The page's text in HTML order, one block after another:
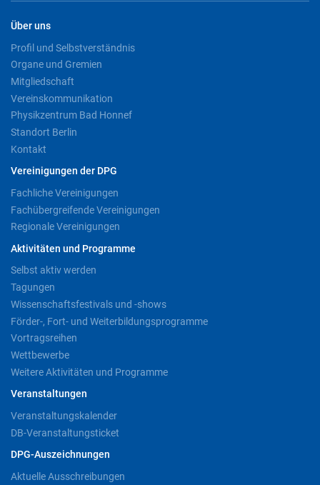
Über uns
Profil und Selbstverständnis
Organe und Gremien
Mitgliedschaft
Vereinskommunikation
Physikzentrum Bad Honnef
Standort Berlin
Kontakt
Vereinigungen der DPG
Fachliche Vereinigungen
Fachübergreifende Vereinigungen
Regionale Vereinigungen
Aktivitäten und Programme
Selbst aktiv werden
Tagungen
Wissenschaftsfestivals und -shows
Förder-, Fort- und Weiterbildungsprogramme
Vortragsreihen
Wettbewerbe
Weitere Aktivitäten und Programme
Veranstaltungen
Veranstaltungskalender
DB-Veranstaltungsticket
DPG-Auszeichnungen
Aktuelle Ausschreibungen